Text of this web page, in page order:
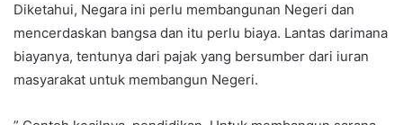
Diketahui, Negara ini perlu membangunan Negeri dan
mencerdaskan bangsa dan itu perlu biaya. Lantas darimana
biayanya, tentunya dari pajak yang bersumber dari iuran
masyarakat untuk membangun Negeri.